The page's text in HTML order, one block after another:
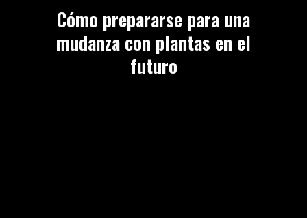
Cómo prepararse para una
mudanza con plantas en el
futuro